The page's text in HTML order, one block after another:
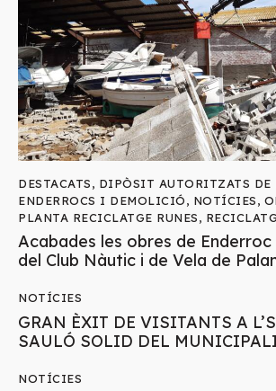
DESTACATS, DIPÒSIT AUTORITZATS DE
ENDERROCS I DEMOLICIÓ, NOTÍCIES,
PLANTA RECICLATGE RUNES,
Acabades les obres de Enderroc
del Club Nàutic i de Vela de
NOTÍCIES
GRAN ÈXIT DE VISITANTS A
SAULÓ SOLID DEL
NOTÍCIES